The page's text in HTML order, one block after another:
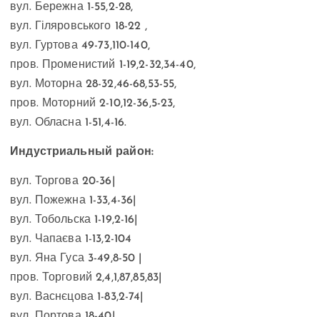
вул. Бережна 1-55,2-28,
вул. Гіляровського 18-22 ,
вул. Гуртова 49-73,110-140,
пров. Променистий 1-19,2-32,34-40,
вул. Моторна 28-32,46-68,53-55,
пров. Моторний 2-10,12-36,5-23,
вул. Обласна 1-51,4-16.
Индустриальный район:
вул. Торгова 20-36|
вул. Пожежна 1-33,4-36|
вул. Тобольска 1-19,2-16|
вул. Чапаєва 1-13,2-104
вул. Яна Гуса 3-49,8-50 |
пров. Торговий 2,4,1,87,85,83|
вул. Васнєцова 1-83,2-74|